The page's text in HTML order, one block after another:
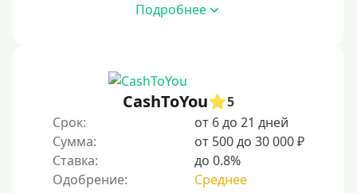
12000 руб
15000 руб
20000 руб
Подробнее
CashToYou
5
Срок:
от 6 до 21 дней
Сумма:
от 500 до 30 000 ₽
Ставка:
до 0.8%
Одобрение:
Среднее